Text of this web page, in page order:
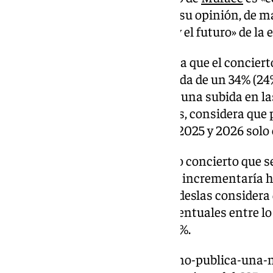
tras años siendo deficitario. En su opinión, de
«comprometerían la solvencia y el futuro» de la
La petición de la aseguradora era que el
años y con una subida acumulada de un 34%
2026). Dado que Adeslas aceptó una subida en
las mutualidades Mugeju e Isfas, considera
económico el incremento para 2025 y 2026
La subida propuesta en el nuevo concierto que
26,62% para 2025 y 2026, que se
ese tercer año. De esta forma, Adeslas
financiación de 20 puntos porcentuales entre
que ofrece el Gobierno, un 26,62%.
https://www.101tv.es/el-gobierno-publica-